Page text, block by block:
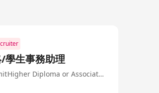
明化的價格體系、穩定的貨源供應
面向未來，FORTE
球領先的二手手機貿易綜合服務
學生事務助理
Higher Diploma or Associate Degree